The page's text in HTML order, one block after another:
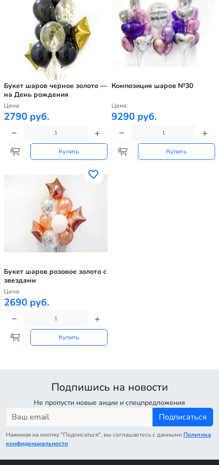
Букет шаров черное золото —
на День рождения
Цена:
2790 руб.
Купить
Композиция шаров №30
Цена:
9290 руб.
Купить
Букет шаров розовое золото с
звездами
Цена:
2690 руб.
Купить
Подпишись на новости
Не пропусти новые акции и спецпредложения
Подписаться
Нажимая на кнопку "Подписаться", вы соглашаетесь с данными Политика
конфиденциальности